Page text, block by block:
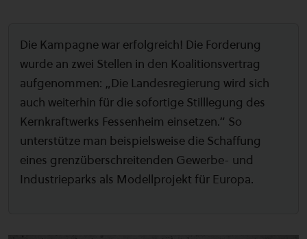
Die Kampagne war erfolgreich! Die Forderung
wurde an zwei Stellen in den Koalitionsvertrag
aufgenommen: „Die Landesregierung wird sich
auch weiterhin für die sofortige Stilllegung des
Kernkraftwerks Fessenheim einsetzen.“ So
unterstütze man beispielsweise die Schaffung
eines grenzüberschreitenden Gewerbe- und
Industrieparks als Modellprojekt für Europa.